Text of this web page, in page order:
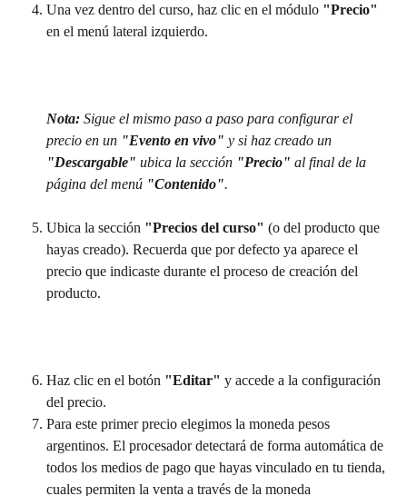
Una vez dentro del curso, haz clic en el módulo "Precio"
en el menú lateral izquierdo.
Nota: Sigue el mismo paso a paso para configurar el
precio en un "Evento en vivo" y si haz creado un
"Descargable" ubica la sección "Precio" al final de la
página del menú "Contenido".
Ubica la sección "Precios del curso" (o del producto que
hayas creado). Recuerda que por defecto ya aparece el
precio que indicaste durante el proceso de creación del
producto.
Haz clic en el botón "Editar" y accede a la configuración
del precio.
Para este primer precio elegimos la moneda pesos
argentinos. El procesador detectará de forma automática de
todos los medios de pago que hayas vinculado en tu tienda,
cuales permiten la venta a través de la moneda